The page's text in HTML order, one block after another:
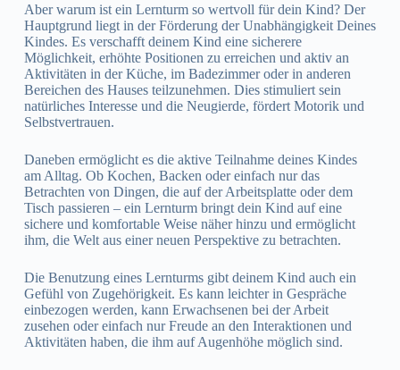
Aber warum ist ein Lernturm so wertvoll für dein Kind? Der
Hauptgrund liegt in der Förderung der Unabhängigkeit Deines
Kindes. Es verschafft deinem Kind eine sicherere
Möglichkeit, erhöhte Positionen zu erreichen und aktiv an
Aktivitäten in der Küche, im Badezimmer oder in anderen
Bereichen des Hauses teilzunehmen. Dies stimuliert sein
natürliches Interesse und die Neugierde, fördert Motorik und
Selbstvertrauen.
Daneben ermöglicht es die aktive Teilnahme deines Kindes
am Alltag. Ob Kochen, Backen oder einfach nur das
Betrachten von Dingen, die auf der Arbeitsplatte oder dem
Tisch passieren – ein Lernturm bringt dein Kind auf eine
sichere und komfortable Weise näher hinzu und ermöglicht
ihm, die Welt aus einer neuen Perspektive zu betrachten.
Die Benutzung eines Lernturms gibt deinem Kind auch ein
Gefühl von Zugehörigkeit. Es kann leichter in Gespräche
einbezogen werden, kann Erwachsenen bei der Arbeit
zusehen oder einfach nur Freude an den Interaktionen und
Aktivitäten haben, die ihm auf Augenhöhe möglich sind.